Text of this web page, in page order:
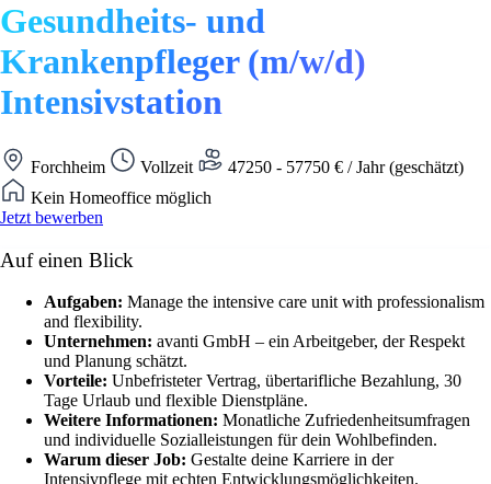
Gesundheits- und
Krankenpfleger (m/w/d)
Intensivstation
Forchheim Vollzeit
47250 - 57750 € / Jahr (geschätzt)
Kein Homeoffice möglich
Jetzt bewerben
Auf einen Blick
Aufgaben: Manage the intensive care unit with professionalism
and flexibility.
Unternehmen: avanti GmbH – ein Arbeitgeber, der Respekt
und Planung schätzt.
Vorteile: Unbefristeter Vertrag, übertarifliche Bezahlung, 30
Tage Urlaub und flexible Dienstpläne.
Weitere Informationen: Monatliche Zufriedenheitsumfragen
und individuelle Sozialleistungen für dein Wohlbefinden.
Warum dieser Job: Gestalte deine Karriere in der
Intensivpflege mit echten Entwicklungsmöglichkeiten.